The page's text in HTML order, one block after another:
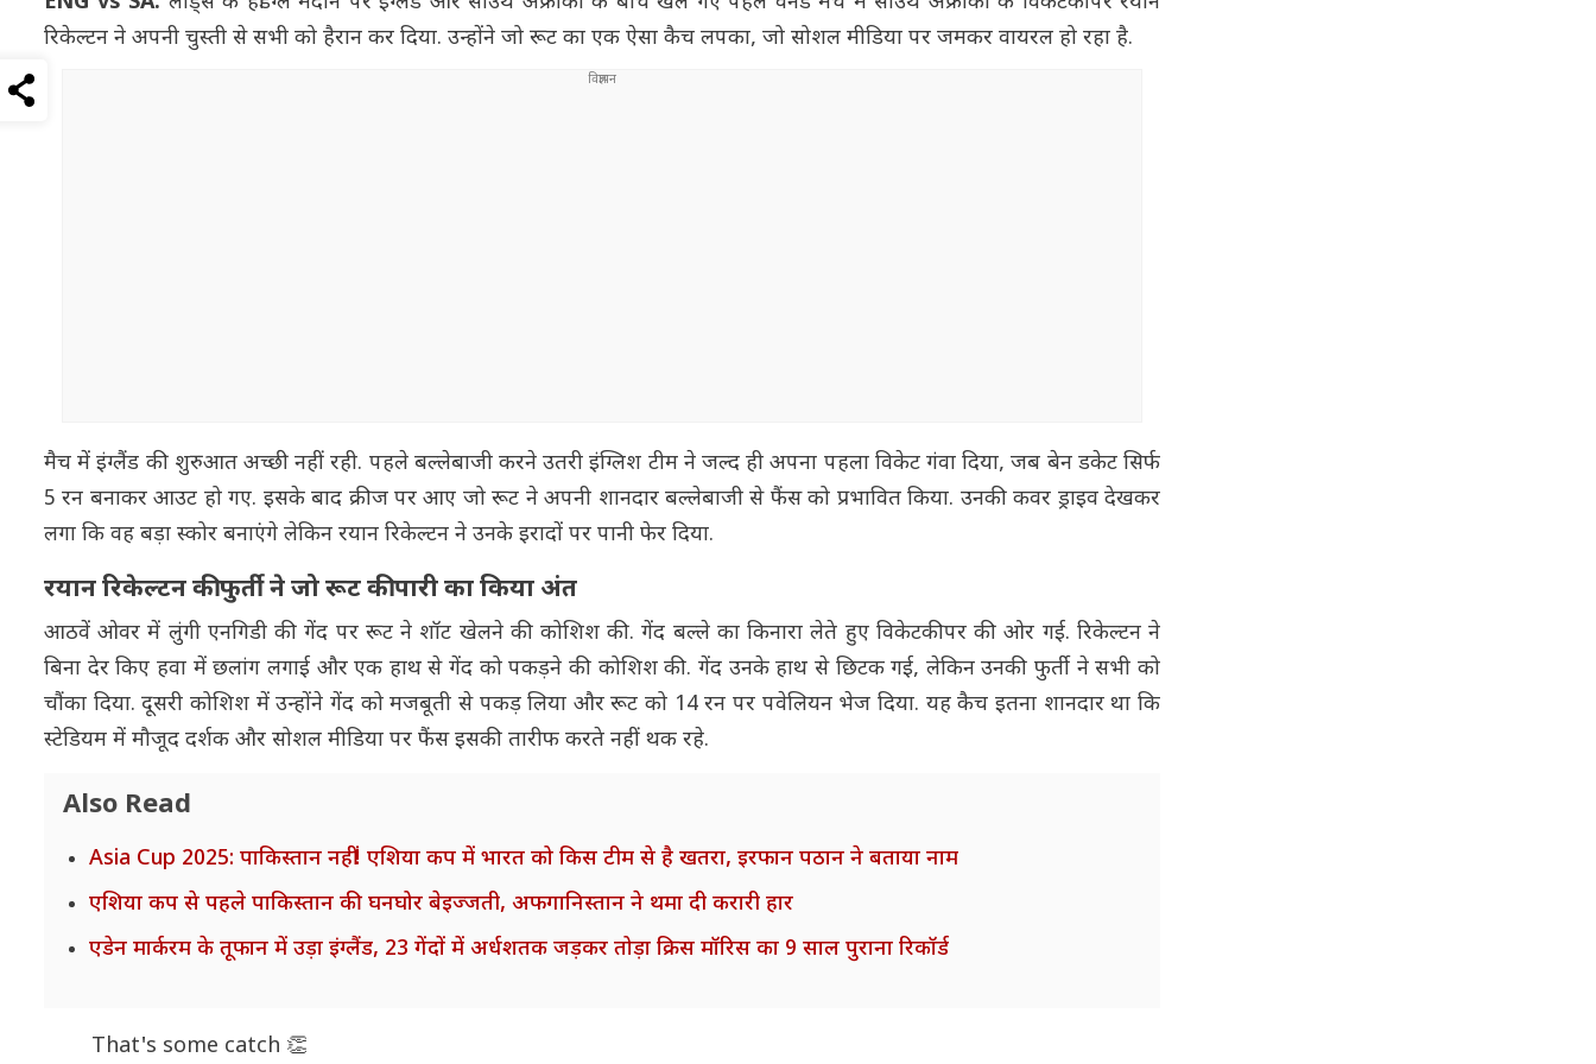
रिकेल्टन ने अपनी चुस्ती से सभी को हैरान कर दिया. उन्होंने जो रूट का एक ऐसा कैच लपका, जो सोशल मीडिया पर जमकर वायरल हो रहा है.
मैच में इंग्लैंड की शुरुआत अच्छी नहीं रही. पहले बल्लेबाजी करने उतरी इंग्लिश टीम ने जल्द ही अपना पहला विकेट गंवा दिया, जब बेन डकेट सिर्फ
5 रन बनाकर आउट हो गए. इसके बाद क्रीज पर आए जो रूट ने अपनी शानदार बल्लेबाजी से फैंस को प्रभावित किया. उनकी कवर ड्राइव देखकर
लगा कि वह बड़ा स्कोर बनाएंगे लेकिन रयान रिकेल्टन ने उनके इरादों पर पानी फेर दिया.
रयान रिकेल्टन की फुर्ती ने जो रूट की पारी का किया अंत
आठवें ओवर में लुंगी एनगिडी की गेंद पर रूट ने शॉट खेलने की कोशिश की. गेंद बल्ले का किनारा लेते हुए विकेटकीपर की ओर गई. रिकेल्टन ने
बिना देर किए हवा में छलांग लगाई और एक हाथ से गेंद को पकड़ने की कोशिश की. गेंद उनके हाथ से छिटक गई, लेकिन उनकी फुर्ती ने सभी को
चौंका दिया. दूसरी कोशिश में उन्होंने गेंद को मजबूती से पकड़ लिया और रूट को 14 रन पर पवेलियन भेज दिया. यह कैच इतना शानदार था कि
स्टेडियम में मौजूद दर्शक और सोशल मीडिया पर फैंस इसकी तारीफ करते नहीं थक रहे.
Also Read
Asia Cup 2025: पाकिस्तान नहीं! एशिया कप में भारत को किस टीम से है खतरा, इरफान पठान ने बताया नाम
एशिया कप से पहले पाकिस्तान की घनघोर बेइज्जती, अफगानिस्तान ने थमा दी करारी हार
एडेन मार्करम के तूफान में उड़ा इंग्लैंड, 23 गेंदों में अर्धशतक जड़कर तोड़ा क्रिस मॉरिस का 9 साल पुराना रिकॉर्ड
That's some catch 👏